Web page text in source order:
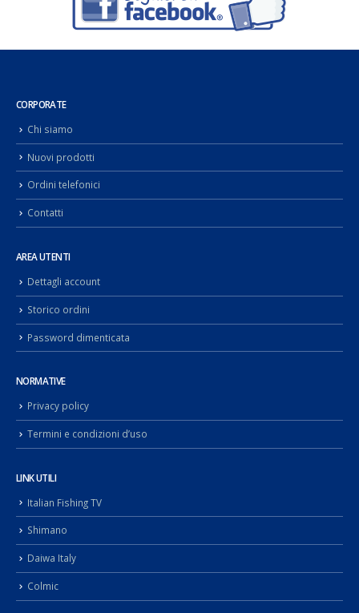
CORPORATE
Chi siamo
Nuovi prodotti
Ordini telefonici
Contatti
AREA UTENTI
Dettagli account
Storico ordini
Password dimenticata
NORMATIVE
Privacy policy
Termini e condizioni d’uso
LINK UTILI
Italian Fishing TV
Shimano
Daiwa Italy
Colmic